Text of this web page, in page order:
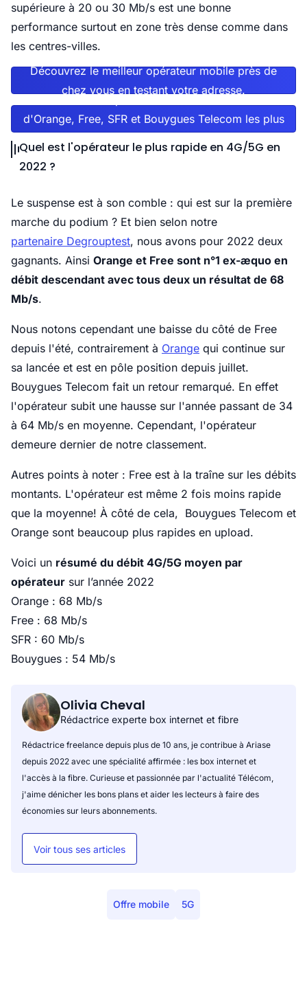
supérieure à 20 ou 30 Mb/s est une bonne
performance surtout en zone très dense comme dans
les centres-villes.
Découvrez le meilleur opérateur mobile près de
chez vous en testant votre adresse.
d'Orange, Free, SFR et Bouygues Telecom les plus
Quel est l'opérateur le plus rapide en 4G/5G en
2022 ?
Le suspense est à son comble : qui est sur la première
marche du podium ? Et bien selon notre
partenaire Degrouptest, nous avons pour 2022 deux
gagnants. Ainsi Orange et Free sont n°1 ex-æquo en
débit descendant avec tous deux un résultat de 68
Mb/s.
Nous notons cependant une baisse du côté de Free
depuis l'été, contrairement à Orange qui continue sur
sa lancée et est en pôle position depuis juillet.
Bouygues Telecom fait un retour remarqué. En effet
l'opérateur subit une hausse sur l'année passant de 34
à 64 Mb/s en moyenne. Cependant, l'opérateur
demeure dernier de notre classement.
Autres points à noter : Free est à la traîne sur les débits
montants. L'opérateur est même 2 fois moins rapide
que la moyenne! À côté de cela, Bouygues Telecom et
Orange sont beaucoup plus rapides en upload.
Voici un résumé du débit 4G/5G moyen par
opérateur sur l’année 2022
Orange : 68 Mb/s
Free : 68 Mb/s
SFR : 60 Mb/s
Bouygues : 54 Mb/s
Olivia Cheval
Rédactrice experte box internet et fibre
Rédactrice freelance depuis plus de 10 ans, je contribue à Ariase
depuis 2022 avec une spécialité affirmée : les box internet et
l'accès à la fibre. Curieuse et passionnée par l'actualité Télécom,
j'aime dénicher les bons plans et aider les lecteurs à faire des
économies sur leurs abonnements.
Voir tous ses articles
Offre mobile 5G